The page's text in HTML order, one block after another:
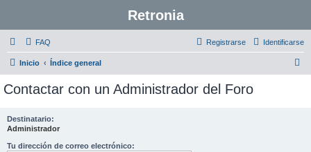
Retronia
FAQ Identificarse
Registrarse
Inicio Índice general
Contactar con un Administrador del Foro
Destinatario:
Administrador
Tu dirección de correo electrónico: